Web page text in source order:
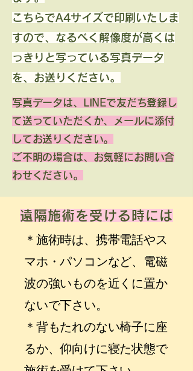
​こちらでA4サイズで印刷いたしま
すので、なるべく解像度が高くは
っきりと写っている写真データ
を、お送りください。
写真データは、LINEで友だち登録し
て送っていただくか、メールに添付
してお送りください。
ご不明の場合は、お気軽にお問い合
わせください。
遠隔施術を受ける時には
＊施術時は、携帯電話やス
マホ・パソコンなど、電磁
波の強いものを近くに置か
ないで下さい。
＊背もたれのない椅子に座
るか、仰向けに寝た状態で